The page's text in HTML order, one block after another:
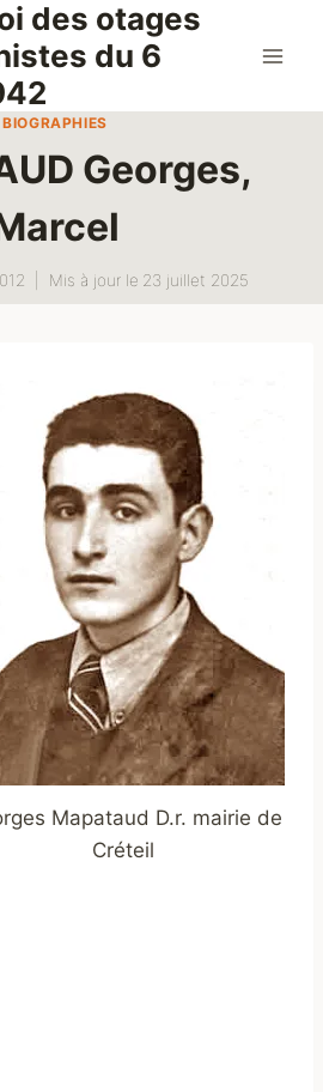
des otages
du 6
BIOGRAPHIES
Georges,
Mis à jour le 23 juillet 2025
Mapataud D.r. mairie de
Créteil